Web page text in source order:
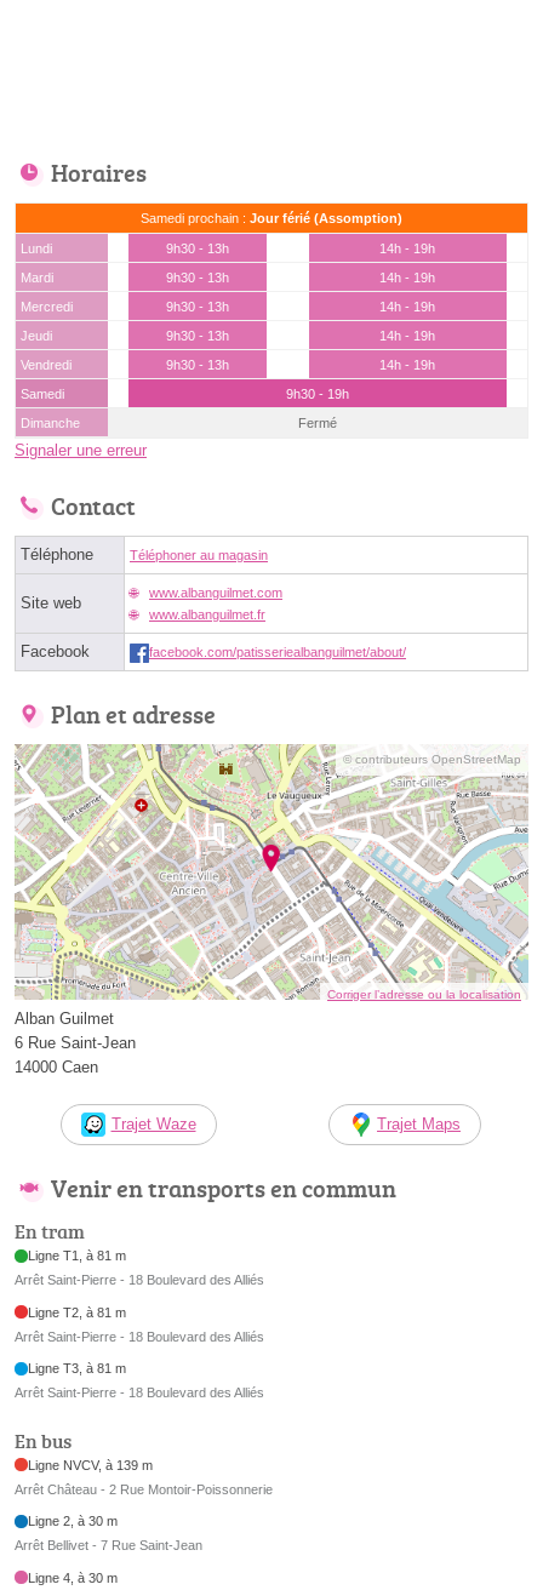
Horaires
Samedi prochain : Jour férié (Assomption)
Lundi 9h30 - 13h
14h - 19h
Mardi
9h30 - 13h
14h - 19h
Mercredi
9h30 - 13h
14h - 19h
Jeudi
9h30 - 13h
14h - 19h
Vendredi
9h30 - 13h
14h - 19h
Samedi
9h30 - 19h
Dimanche
Fermé
Signaler une erreur
Contact
Téléphone Téléphoner au magasin
Site web
www.albanguilmet.com
www.albanguilmet.fr
Facebook facebook.com/patisseriealbanguilmet/about/
Plan et adresse
© contributeurs OpenStreetMap
Corriger l’adresse ou la localisation
Alban Guilmet
6 Rue Saint-Jean
14000 Caen
Trajet Waze Trajet Maps
Venir en transports en commun
En tram
Ligne T1, à 81 m
Arrêt Saint-Pierre - 18 Boulevard des Alliés
Ligne T2, à 81 m
Arrêt Saint-Pierre - 18 Boulevard des Alliés
Ligne T3, à 81 m
Arrêt Saint-Pierre - 18 Boulevard des Alliés
En bus
Ligne NVCV, à 139 m
Arrêt Château - 2 Rue Montoir-Poissonnerie
Ligne 2, à 30 m
Arrêt Bellivet - 7 Rue Saint-Jean
Ligne 4, à 30 m